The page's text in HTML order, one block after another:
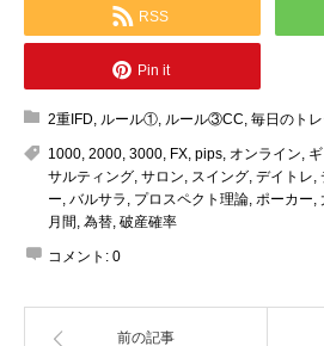
RSS
Pin it
2重IFD, ルール①, ルール③CC, 毎日のト
1000, 2000, 3000, FX, pips, オンライン,
サルティング, サロン, スイング, デイトレ,
ー, バルサラ , プロスペクト理論, ポーカー,
月間, 為替, 破産確率
コメント: 0
前の記事